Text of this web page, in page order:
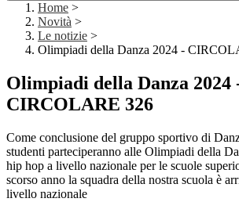
Home >
Novità >
Le notizie >
Olimpiadi della Danza 2024 -
Olimpiadi della Danza 2024
CIRCOLARE 326
Come conclusione del gruppo sportivo di
studenti parteciperanno alle Olimpiadi della
hip hop a livello nazionale per le scuole
scorso anno la squadra della nostra scuola è
livello nazionale